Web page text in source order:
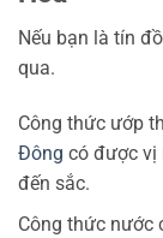
Nếu bạn là tín
qua.
Công thức ướp
Đông có được vị
đến sắc.
Công thức nước